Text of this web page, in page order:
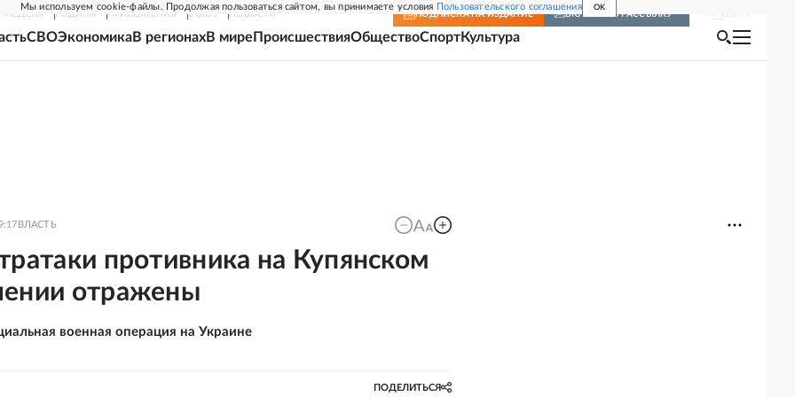
Мы используем cookie-файлы. Продолжая пользоваться сайтом, вы принимаете условия Пользовательского соглашения OK
НЕДЕЛЯ РОДИНА ПРИЛОЖЕНИЯ СОЮЗ НОВОСТИ ПОДПИСКА НА ИЗДАНИЕ ВКЛЮЧИТЬ РАССЫЛКУ
СВОЭкономикаВ регионахВ мире ПроисшествияОбществоСпортКультура
ВЛАСТЬ
противника на Купянском
отражены
военная операция на Украине
ПОДЕЛИТЬСЯ